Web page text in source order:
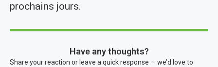
prochains jours.
Have any thoughts?
Share your reaction or leave a quick response — we’d love to